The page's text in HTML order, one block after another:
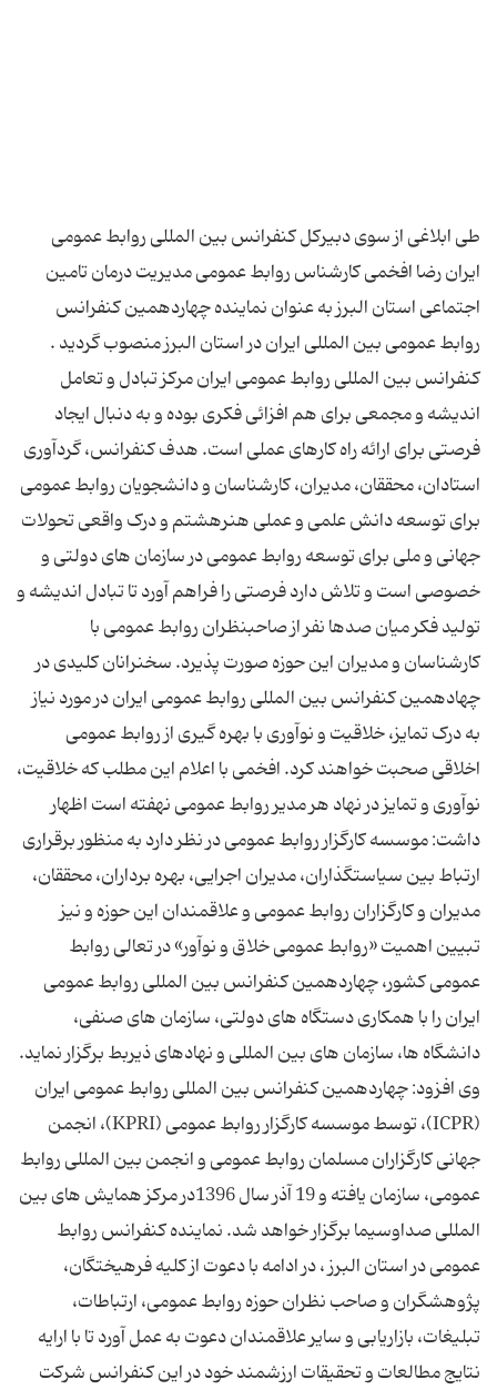
طی ابلاغی از سوی دبیرکل کنفرانس بین المللی روابط عمومی
ایران رضا افخمی کارشناس روابط عمومی مدیریت درمان تامین
اجتماعی استان البرز به عنوان نماینده چهاردهمین کنفرانس
روابط عمومی بین المللی ایران در استان البرز منصوب گردید .
کنفرانس بین المللی روابط عمومی ایران مرکز تبادل و تعامل
اندیشه و مجمعی برای هم افزائی فکری بوده و به دنبال ایجاد
فرصتی برای ارائه راه کارهای عملی است. هدف کنفرانس، گردآوری
استادان، محققان، مدیران، کارشناسان و دانشجویان روابط عمومی
برای توسعه دانش علمی و عملی هنرهشتم و درک واقعی تحولات
جهانی و ملی برای توسعه روابط عمومی در سازمان های دولتی و
خصوصی است و تلاش دارد فرصتی را فراهم آورد تا تبادل اندیشه و
تولید فکر میان صدها نفر از صاحبنظران روابط عمومی با
کارشناسان و مدیران این حوزه صورت پذیرد. سخنرانان کلیدی در
چهادهمین کنفرانس بین المللی روابط عمومی ایران در مورد نیاز
به درک تمایز، خلاقیت و نوآوری با بهره گیری از روابط عمومی
اخلاقی صحبت خواهند کرد. افخمی با اعلام این مطلب که خلاقیت،
نوآوری و تمایز در نهاد هر مدیر روابط عمومی نهفته است اظهار
داشت: موسسه کارگزار روابط عمومی در نظر دارد به منظور برقراری
ارتباط بین سیاستگذاران، مدیران اجرایی، بهره برداران، محققان،
مدیران و کارگزاران روابط عمومی و علاقمندان این حوزه و نیز
تبیین اهمیت «روابط عمومی خلاق و نوآور» در تعالی روابط
عمومی کشور، چهاردهمین کنفرانس بین المللی روابط عمومی
ایران را با همکاری دستگاه های دولتی، سازمان های صنفی،
دانشگاه ها، سازمان های بین المللی و نهادهای ذیربط برگزار نماید.
وی افزود: چهاردهمین کنفرانس بین المللی روابط عمومی ایران
(ICPR)، توسط موسسه کارگزار روابط عمومی (KPRI)، انجمن
جهانی کارگزاران مسلمان روابط عمومی و انجمن بین المللی روابط
عمومی، سازمان یافته و 19 آذر سال 1396در مرکز همایش های بین
المللی صداوسیما برگزار خواهد شد. نماینده کنفرانس روابط
عمومی در استان البرز ، در ادامه با دعوت از کلیه فرهیختگان،
پژوهشگران و صاحب نظران حوزه روابط عمومی، ارتباطات،
تبلیغات، بازاریابی و سایر علاقمندان دعوت به عمل آورد تا با ارایه
نتایج مطالعات و تحقیقات ارزشمند خود در این کنفرانس شرکت